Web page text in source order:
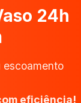
24h
escoamento
eficiência!